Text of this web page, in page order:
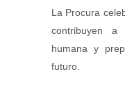
La Procura
contribuyen a
humana y
futuro.